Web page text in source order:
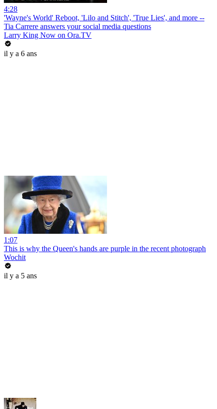
4:28
'Wayne's World' Reboot, 'Lilo and Stitch', 'True Lies', and more --
Tia Carrere answers your social media questions
Larry King Now on Ora.TV
il y a 6 ans
1:07
This is why the Queen's hands are purple in the recent photograph
Wochit
il y a 5 ans